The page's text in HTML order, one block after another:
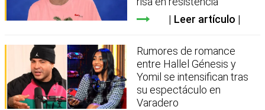
Leer artículo
Rumores de romance
entre Hallel Génesis y
Yomil se intensifican tras
su espectáculo en
Varadero